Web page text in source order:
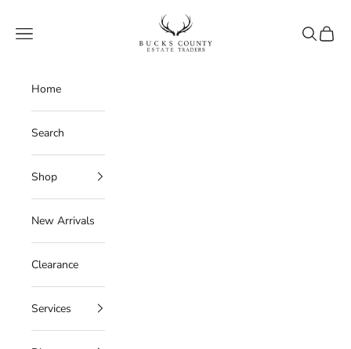
Bucks County Estate Traders
Navigation menu
Search
Cart
Home
Search
Shop
New Arrivals
Clearance
Services